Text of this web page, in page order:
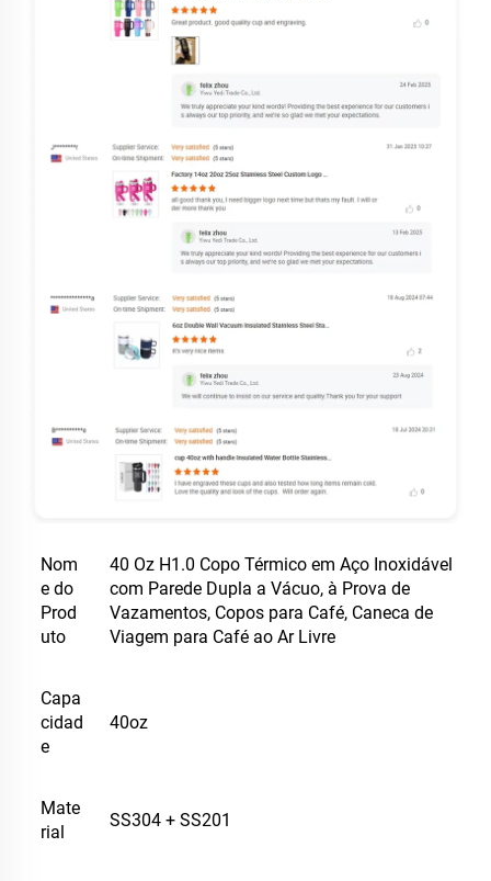
Nom
e do
Prod
uto
40 Oz H1.0 Copo Térmico em Aço Inoxidável
com Parede Dupla a Vácuo, à Prova de
Vazamentos, Copos para Café, Caneca de
Viagem para Café ao Ar Livre
Capa
cidad
e
40oz
Mate
rial
SS304 + SS201